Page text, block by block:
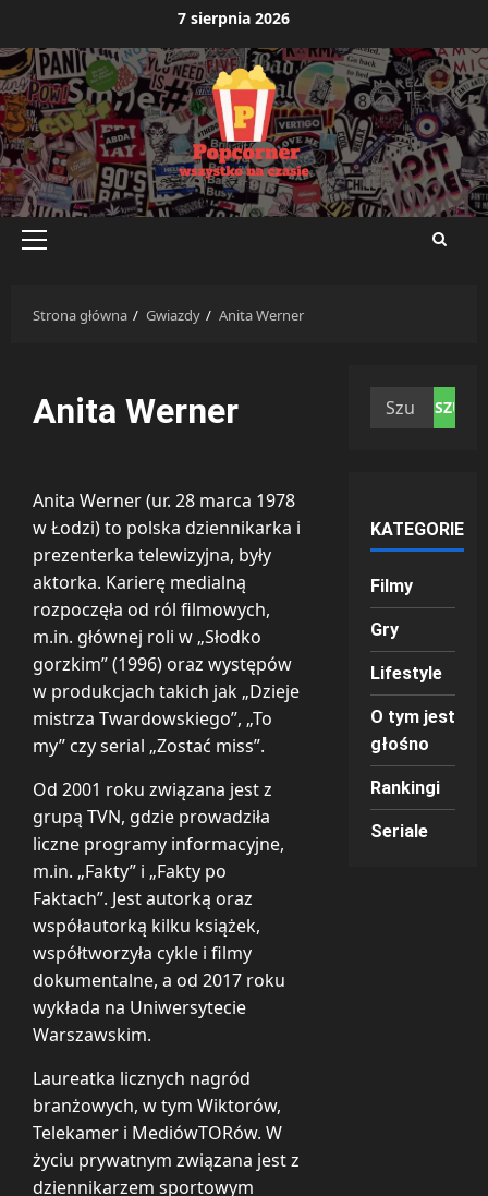
treści
7 sierpnia 2026
Menu
Strona główna Gwiazdy Anita Werner
Anita Werner
Anita Werner (ur. 28 marca 1978
w Łodzi) to polska dziennikarka i
prezenterka telewizyjna, były
aktorka. Karierę medialną
rozpoczęła od ról filmowych,
m.in. głównej roli w „Słodko
gorzkim” (1996) oraz występów
w produkcjach takich jak „Dzieje
mistrza Twardowskiego”, „To
my” czy serial „Zostać miss”.
Od 2001 roku związana jest z
grupą TVN, gdzie prowadziła
liczne programy informacyjne,
m.in. „Fakty” i „Fakty po
Faktach”. Jest autorką oraz
współautorką kilku książek,
współtworzyła cykle i filmy
dokumentalne, a od 2017 roku
wykłada na Uniwersytecie
Warszawskim.
Laureatka licznych nagród
branżowych, w tym Wiktorów,
Telekamer i MediówTORów. W
życiu prywatnym związana jest z
dziennikarzem sportowym
Szukaj:
KATEGORIE
Filmy
Gry
Lifestyle
O tym jest
głośno
Rankingi
Seriale